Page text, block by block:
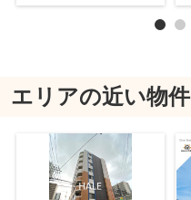
エリアの近い物件